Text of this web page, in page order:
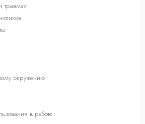
травмах
окружению
в работе